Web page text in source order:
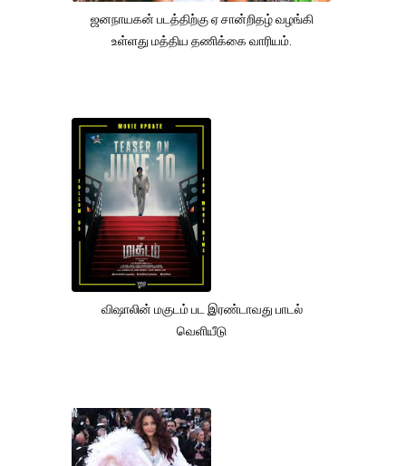
ஜனநாயகன் படத்திற்கு ஏ சான்றிதழ் வழங்கி
உள்ளது மத்திய தணிக்கை வாரியம்.
விஷாலின் மகுடம் பட இரண்டாவது பாடல்
வெளியீடு